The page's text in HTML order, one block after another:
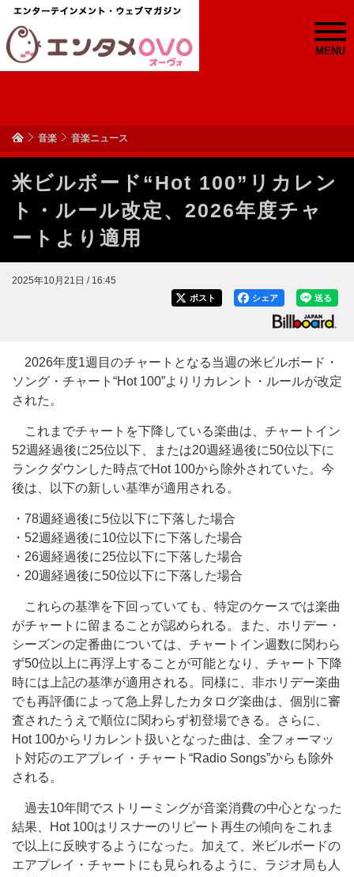
MENU
音楽 音楽ニュース
米ビルボード“Hot 100”リカレン
ト・ルール改定、2026年度チャ
ートより適用
2025年10月21日 / 16:45
送る
シェア
ポスト
2026年度1週目のチャートとなる当週の米ビルボード・
ソング・チャート“Hot 100”よりリカレント・ルールが改定
された。
これまでチャートを下降している楽曲は、チャートイン
52週経過後に25位以下、または20週経過後に50位以下に
ランクダウンした時点でHot 100から除外されていた。今
後は、以下の新しい基準が適用される。
・78週経過後に5位以下に下落した場合
・52週経過後に10位以下に下落した場合
・26週経過後に25位以下に下落した場合
・20週経過後に50位以下に下落した場合
これらの基準を下回っていても、特定のケースでは楽曲
がチャートに留まることが認められる。また、ホリデー・
シーズンの定番曲については、チャートイン週数に関わら
ず50位以上に再浮上することが可能となり、チャート下降
時には上記の基準が適用される。同様に、非ホリデー楽曲
でも再評価によって急上昇したカタログ楽曲は、個別に審
査されたうえで順位に関わらず初登場できる。さらに、
Hot 100からリカレント扱いとなった曲は、全フォーマッ
ト対応のエアプレイ・チャート“Radio Songs”からも除外
される。
過去10年間でストリーミングが音楽消費の中心となった
結果、Hot 100はリスナーのリピート再生の傾向をこれま
で以上に反映するようになった。加えて、米ビルボードの
エアプレイ・チャートにも見られるように、ラジオ局も人